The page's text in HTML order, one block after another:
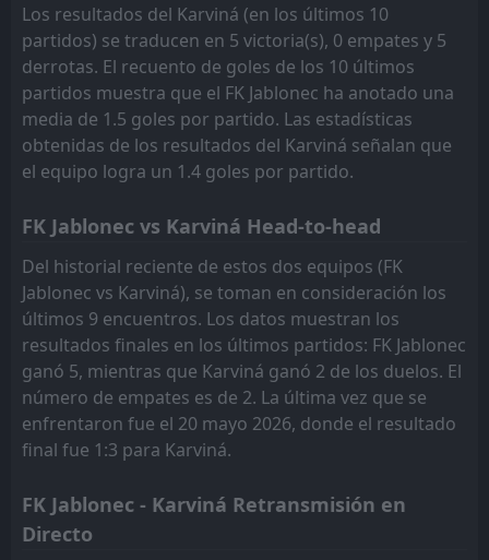
FT
13:00
02 May
Karviná
Pardubice
2
L
FT
14:00
25Apr
Karviná
Mlada Boleslav
0
3
18:00
Karviná
Baník Ostrava
FT
18Apr
Dukla Praha
Karviná
FT
11:00
Apr
Karviná
Slovan Liberec
3
FT
05Apr
Sparta Praha
Karviná
2
0
Los resultados del Karviná (en los últimos 10
partidos) se traducen en 5 victoria(s), 0 empates y 5
derrotas. El recuento de goles de los 10 últimos
partidos muestra que el FK Jablonec ha anotado una
media de 1.5 goles por partido. Las estadísticas
obtenidas de los resultados del Karviná señalan que
el equipo logra un 1.4 goles por partido.
FK Jablonec vs Karviná Head-to-head
Del historial reciente de estos dos equipos (FK
Jablonec vs Karviná), se toman en consideración los
últimos 9 encuentros. Los datos muestran los
resultados finales en los últimos partidos: FK Jablonec
ganó 5, mientras que Karviná ganó 2 de los duelos. El
número de empates es de 2. La última vez que se
enfrentaron fue el 20 mayo 2026, donde el resultado
final fue 1:3 para Karviná.
FK Jablonec - Karviná Retransmisión en
Directo